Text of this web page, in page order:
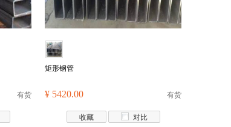
有货
矩形钢管
¥ 5420.00 有货
收藏 对比